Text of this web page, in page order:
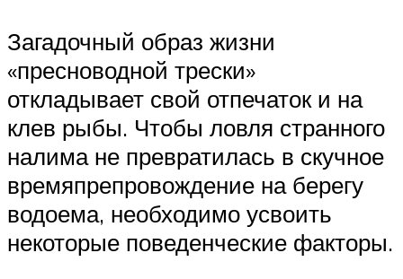
Загадочный образ жизни
«пресноводной трески»
откладывает свой отпечаток и на
клев рыбы. Чтобы ловля странного
налима не превратилась в скучное
времяпрепровождение на берегу
водоема, необходимо усвоить
некоторые поведенческие факторы.